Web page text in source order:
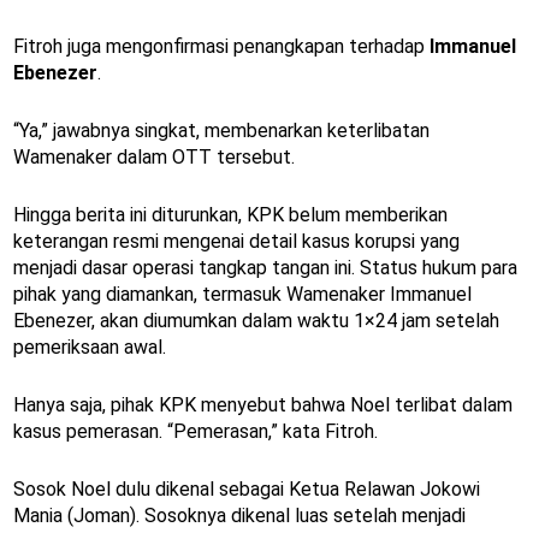
Fitroh juga mengonfirmasi penangkapan terhadap Immanuel
Ebenezer.
“Ya,” jawabnya singkat, membenarkan keterlibatan
Wamenaker dalam OTT tersebut.
Hingga berita ini diturunkan, KPK belum memberikan
keterangan resmi mengenai detail kasus korupsi yang
menjadi dasar operasi tangkap tangan ini. Status hukum para
pihak yang diamankan, termasuk Wamenaker Immanuel
Ebenezer, akan diumumkan dalam waktu 1×24 jam setelah
pemeriksaan awal.
Hanya saja, pihak KPK menyebut bahwa Noel terlibat dalam
kasus pemerasan. “Pemerasan,” kata Fitroh.
Sosok Noel dulu dikenal sebagai Ketua Relawan Jokowi
Mania (Joman). Sosoknya dikenal luas setelah menjadi